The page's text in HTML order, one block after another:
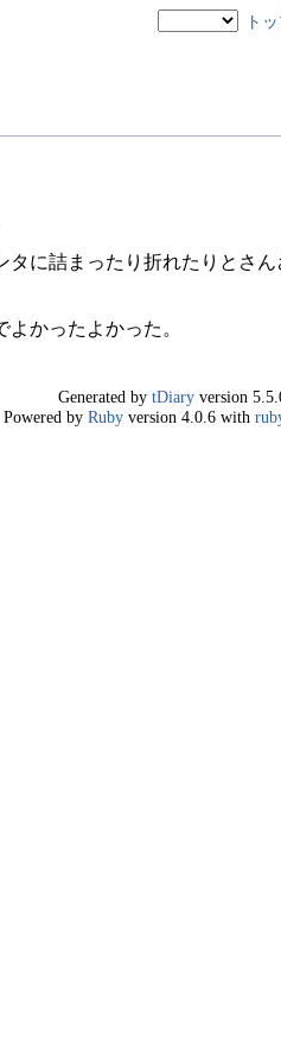
ト
に詰まったり折れたりとさ
かったよかった。
Generated by tDiaryversion
Powered by Ruby version 4.0.6 with